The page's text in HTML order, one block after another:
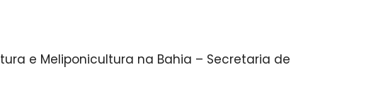
e Meliponicultura na Bahia – Secretaria de